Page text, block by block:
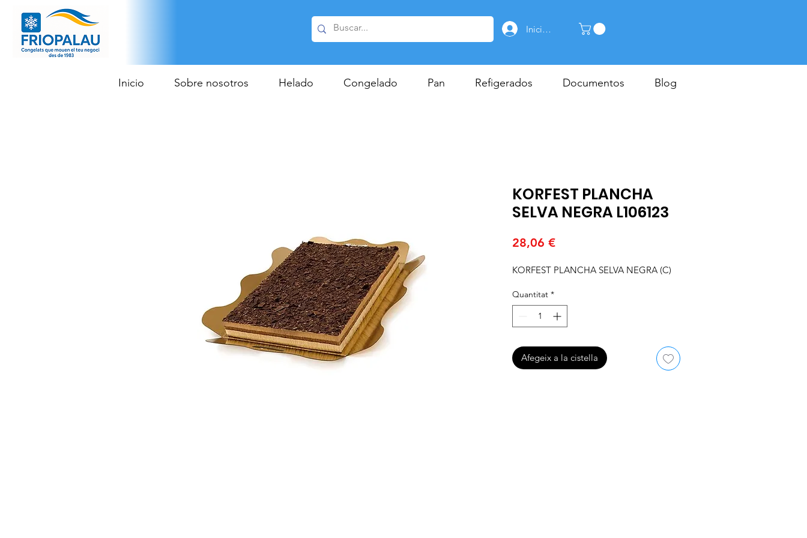
Inicia la sessió
Inicio Sobre nosotros Helado Congelado Pan Refigerados Documentos Blog
KORFEST PLANCHA
SELVA NEGRA L106123
28,06 €Price
KORFEST PLANCHA SELVA NEGRA (C)
Quantitat *
Afegeix a la cistella